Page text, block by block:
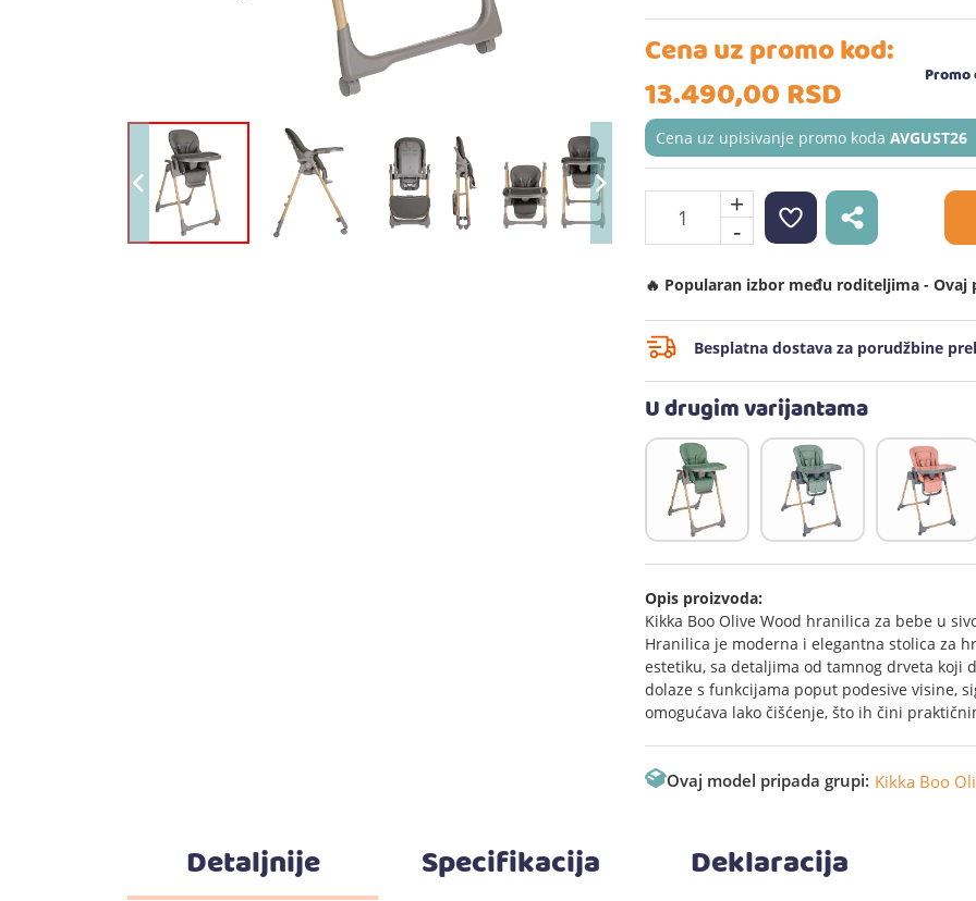
Cena uz promo kod:
13.490,00RSD Promo
Cena uz upisivanje promo koda AVGUST26
+
-
🔥 Popularan izbor među roditeljima -
Besplatna dostava za porudžbine
U drugim varijantama
Opis proizvoda:
Kikka Boo Olive Wood hranilica za bebe u
Hranilica je moderna i elegantna stolica za
estetiku, sa detaljima od tamnog drveta
dolaze s funkcijama poput podesive visine,
omogućava lako čišćenje, što ih čini
Ovaj model pripada grupi: Kikka Boo
Detaljnije Specifikacija Deklaracija